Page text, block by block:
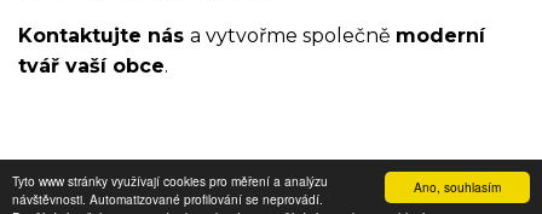
Ano, souhlasím
Tyto www stránky využívají cookies pro měření a analýzu
návštěvnosti. Automatizované profilování se neprovádí.
Kontaktujte nás a vytvořme společně moderní
tvář vaší obce.
© 2026 Digitální nosiče.cz